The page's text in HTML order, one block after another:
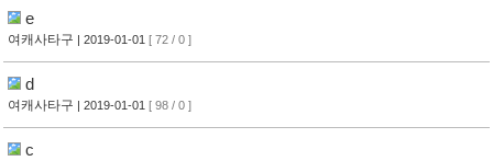
e
여캐사타구 | 2019-01-01 [ 72 / 0 ]
d
여캐사타구 | 2019-01-01 [ 98 / 0 ]
c